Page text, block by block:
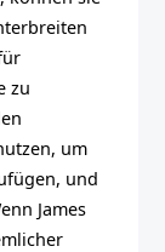
zu
um
und
James